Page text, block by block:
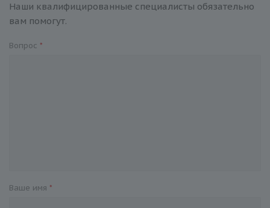
Наши квалифицированные специалисты обязательно
вам помогут.
Вопрос *
Ваше имя *